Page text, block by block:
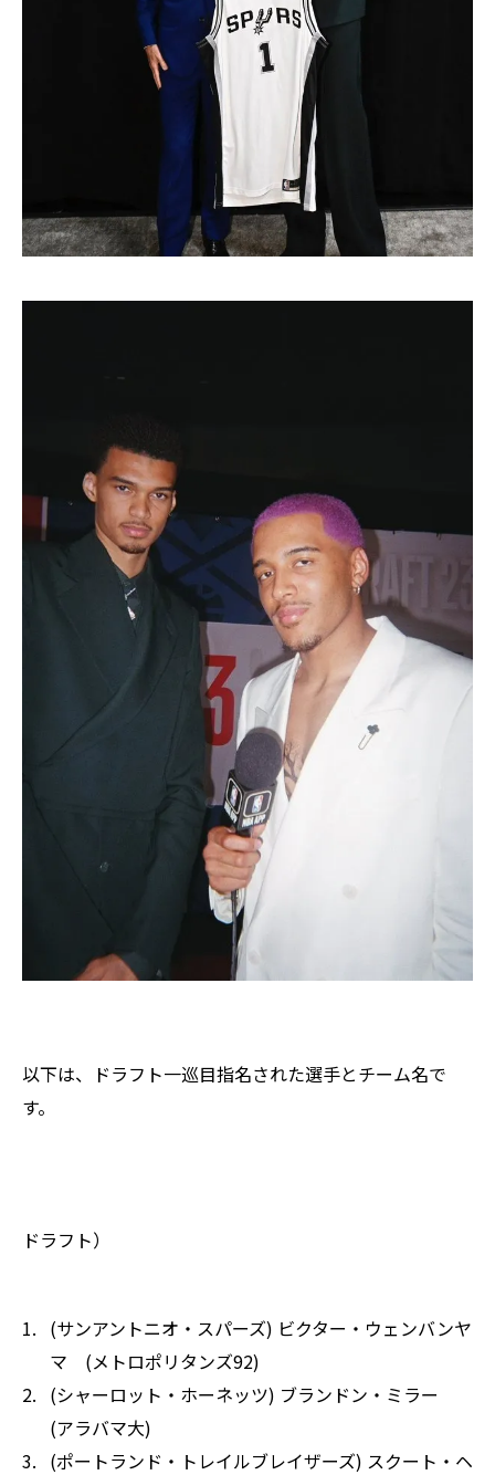
以下は、ドラフト一巡目指名された選手とチーム名で
す。
ドラフト）
(サンアントニオ・スパーズ) ビクター・ウェンバンヤ
マ (メトロポリタンズ92)
(シャーロット・ホーネッツ) ブランドン・ミラー
(アラバマ大)
(ポートランド・トレイルブレイザーズ) スクート・ヘ